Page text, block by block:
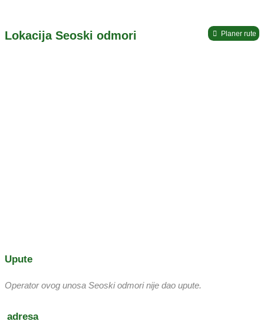
Lokacija Seoski odmori Planer rute
Upute
Operator ovog unosa Seoski odmori nije dao upute.
adresa